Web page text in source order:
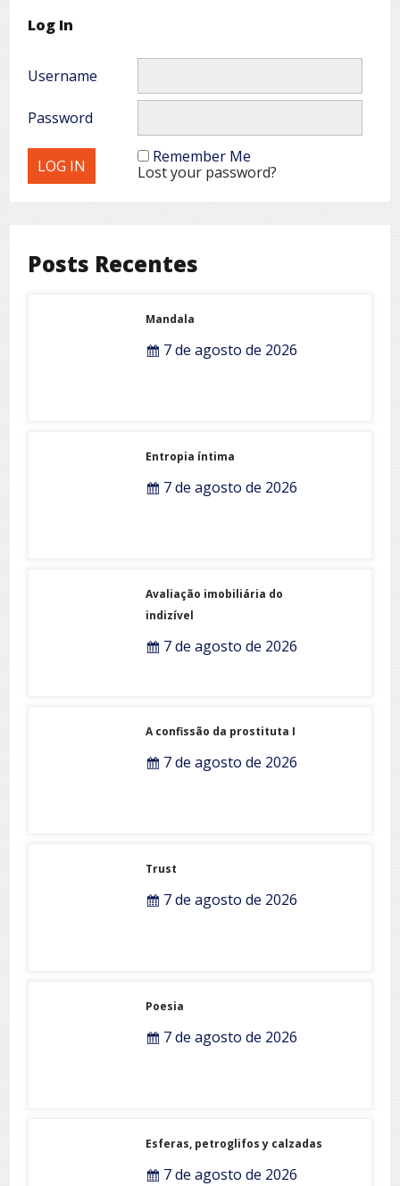
Log In
Username
Password
Remember Me
Lost your password?
Posts Recentes
Mandala
7 de agosto de 2026
Entropia íntima
7 de agosto de 2026
Avaliação imobiliária do
indizível
7 de agosto de 2026
A confissão da prostituta I
7 de agosto de 2026
Trust
7 de agosto de 2026
Poesia
7 de agosto de 2026
Esferas, petroglifos y calzadas
7 de agosto de 2026